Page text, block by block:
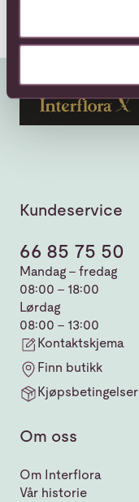
Kundeservice
66 85 75 50
Mandag - fredag
08:00 - 18:00
Lørdag
08:00 - 13:00
Kontaktskjema
Finn butikk
Kjøpsbetingelser
Om oss
Om Interflora
Vår historie